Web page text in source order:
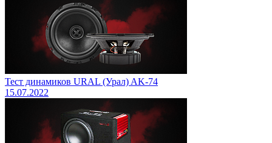
Тест динамиков URAL (Урал) AK-74
15.07.2022